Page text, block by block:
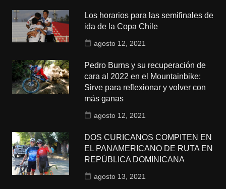
Los horarios para las semifinales de
ida de la Copa Chile
agosto 12, 2021
Pedro Burns y su recuperación de
cara al 2022 en el Mountainbike:
Sirve para reflexionar y volver con
más ganas
agosto 12, 2021
DOS CURICANOS COMPITEN EN
EL PANAMERICANO DE RUTA EN
REPÚBLICA DOMINICANA
agosto 13, 2021